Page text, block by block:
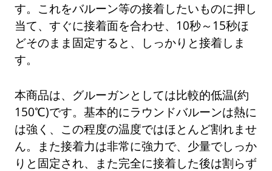
す。これをバルーン等の接着したいものに押し
当て、すぐに接着面を合わせ、10秒～15秒ほ
どそのまま固定すると、しっかりと接着しま
す。
本商品は、グルーガンとしては比較的低温(約
150℃)です。基本的にラウンドバルーンは熱に
は強く、この程度の温度ではほとんど割れませ
ん。また接着力は非常に強力で、少量でしっか
りと固定され、また完全に接着した後は割らず